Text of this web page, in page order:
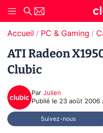
Accueil PC & Gaming
ATI Radeon
Clubic
Par Julien
Publié le 23 août 2006
Suivez-nous